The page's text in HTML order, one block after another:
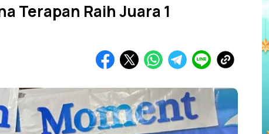
Terapan Raih Juara 1